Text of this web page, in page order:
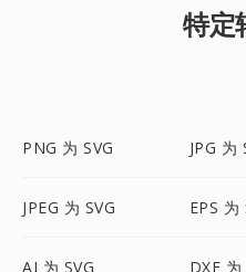
特定
PNG 为 SVG JPG 为
JPEG 为 SVG EPS 为
AI 为 SVG DXF 为